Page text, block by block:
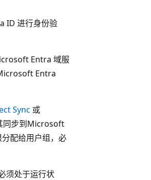
ID 进行身份验
Entra 域服
Entra
Sync 或
同步到Microsoft
配给用户组，必
须处于运行状